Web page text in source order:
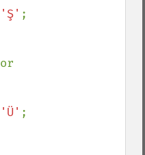
'Ş' ;
'Ü' ;